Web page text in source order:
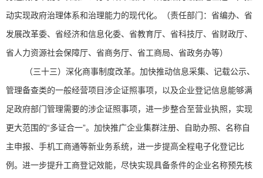
动实现政府治理体系和治理能力的现代化。（责任部门：省编办、省
发展改革委、省经济和信息化委、省教育厅、省科技厅、省财政厅、
省人力资源社会保障厅、省商务厅、省工商局、省政务办等）
（三十三）深化商事制度改革。加快推动信息采集、记载公示、
管理备查类的一般经营项目涉企证照事项，以及企业登记信息能够满
足政府部门管理需要的涉企证照事项，进一步整合至营业执照，实现
更大范围的“多证合一”。加快推广企业集群注册、自助办照、名称自
主申报、手机工商通等新业务系统，进一步提高全程电子化登记比
例。进一步提升工商登记效能，尽快实现具备条件的企业名称预先核